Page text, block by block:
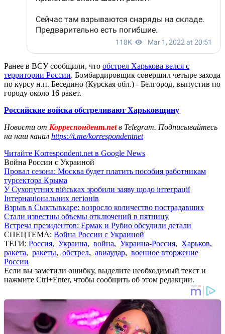
Ранее в ВСУ сообщили, что обстрел Харькова велся с
территории России. Бомбардировщик совершил четыре захода
по курсу н.п. Беседино (Курская обл.) - Белгород, выпустив по
городу около 16 ракет.
Российские войска обстреливают Харьковщину
Новости от Корреспондент.netв Telegram. Подписывайтесь
на наш канал https://t.me/korrespondentnet
Читайте Korrespondent.net в Google News
Война России с Украиной
Провал сезона: Москва будет платить пособия работникам
турсектора Крыма
У Сухопутних військах зробили заяву щодо інтеграції
Інтернаціональних легіонів
Взрыв в Сыктывкаре: возросло количество пострадавших
Стали известны объемы отключений в пятницу
Встреча президентов: Ермак и Рубио обсудили детали
СПЕЦТЕМА: Война России с Украиной
ТЕГИ: Россия, Украина, война, Украина-Россия, Харьков,
ракета, ракеты, обстрел, авиаудар, военное вторжение
России
Если вы заметили ошибку, выделите необходимый текст и
нажмите Ctrl+Enter, чтобы сообщить об этом редакции.